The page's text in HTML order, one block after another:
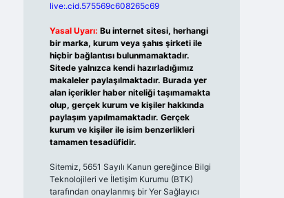
live:.cid.575569c608265c69
Yasal Uyarı: Bu internet sitesi, herhangi
bir marka, kurum veya şahıs şirketi ile
hiçbir bağlantısı bulunmamaktadır.
Sitede yalnızca kendi hazırladığımız
makaleler paylaşılmaktadır. Burada yer
alan içerikler haber niteliği taşımamakta
olup, gerçek kurum ve kişiler hakkında
paylaşım yapılmamaktadır. Gerçek
kurum ve kişiler ile isim benzerlikleri
tamamen tesadüfidir.
Sitemiz, 5651 Sayılı Kanun gereğince Bilgi
Teknolojileri ve İletişim Kurumu (BTK)
tarafından onaylanmış bir Yer Sağlayıcı